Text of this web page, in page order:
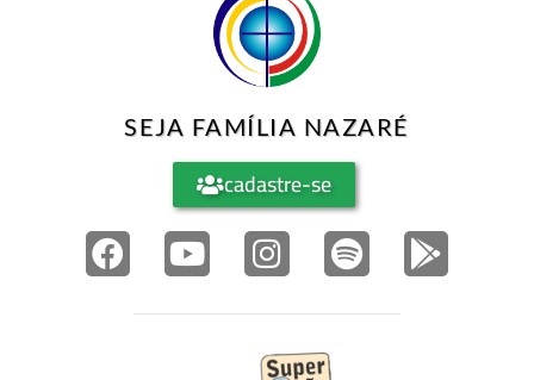
SEJA FAMÍLIA NAZARÉ
cadastre-se